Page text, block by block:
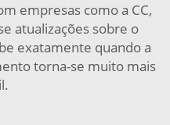
empresas como a CC,
atualizações sobre o
exatamente quando a
torna-se muito mais